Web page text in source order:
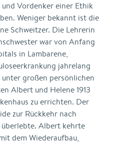
Vordenker einer Ethik
Weniger bekannt ist die
Schweitzer. Die Lehrerin
war von Anfang
in Lambarene,
jahrelang
großen persönlichen
Albert und Helene 1913
zu errichten. Der
zur Rückkehr nach
Albert kehrte
dem Wiederaufbau,